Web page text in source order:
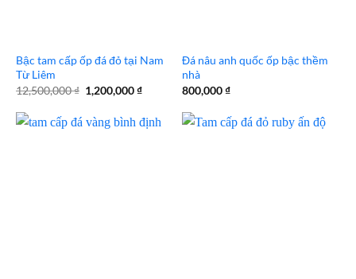
Bậc tam cấp ốp đá đỏ tại Nam
Từ Liêm
12,500,000₫ Giá
gốc
12,500,000 ₫.
1,200,000₫Giá
là:
Đá nâu anh quốc ốp bậc thềm
nhà
800,000₫